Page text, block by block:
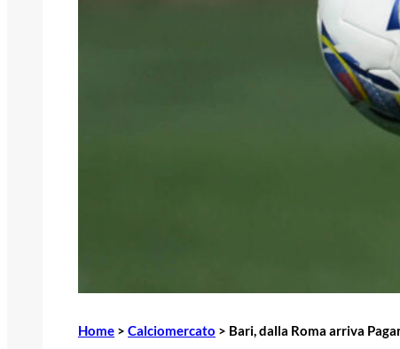
Home > Calciomercato > Bari, dalla Roma arriva